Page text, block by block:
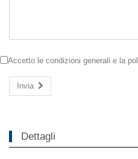
Accetto le condizioni generali e la
Invia
Dettagli